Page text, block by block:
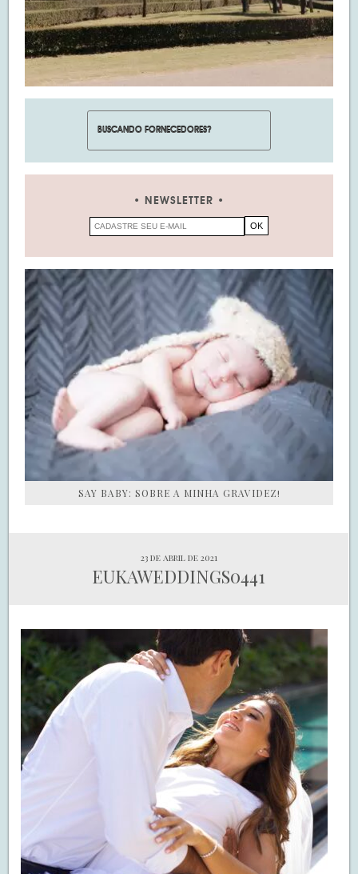
NEWSLETTER
SAY BABY: SOBRE A MINHA GRAVIDEZ!
23 de abril de 2021
EUKAWEDDINGS0441